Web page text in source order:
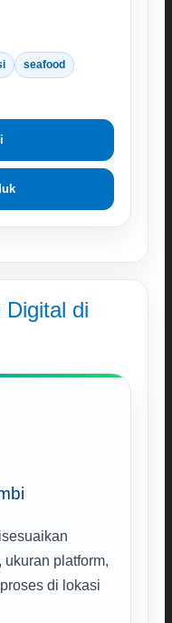
seafood
Digital di
platform,
di lokasi